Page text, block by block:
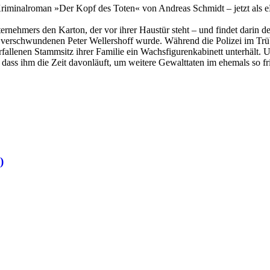
»Der Kopf des Toten« von Andreas Schmidt – jetzt als
den Karton, der vor ihrer Haustür steht – und findet darin
Peter Wellershoff wurde. Während die Polizei im
Stammsitz ihrer Familie ein Wachsfigurenkabinett
ihm die Zeit davonläuft, um weitere Gewalttaten im ehemals